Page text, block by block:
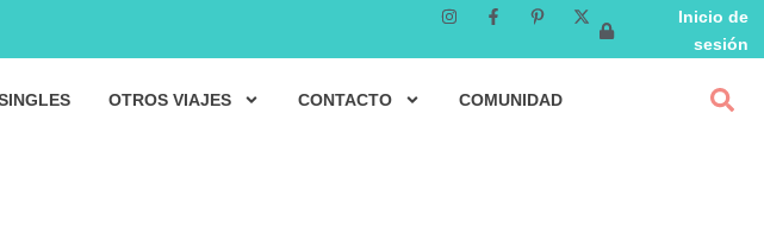
Inicio de
sesión
OTROS VIAJES CONTACTO COMUNIDAD